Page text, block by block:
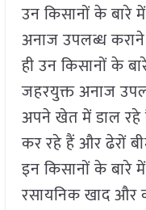
उन किसानों के
अनाज उपलब्ध
ही उन किसानों के
जहरयुक्त अनाज
अपने खेत में डाल रहे
कर रहे हैं और ढेरों
इन किसानों के बारे
रसायनिक खाद और